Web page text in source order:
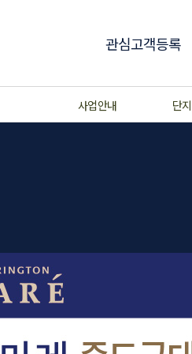
관심고객등록
사업안내 단